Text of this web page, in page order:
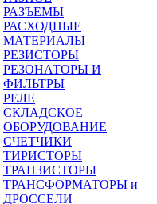
РАЗЪЕМЫ
РАСХОДНЫЕ
МАТЕРИАЛЫ
РЕЗИСТОРЫ
РЕЗОНАТОРЫ И
ФИЛЬТРЫ
РЕЛЕ
СКЛАДСКОЕ
ОБОРУДОВАНИЕ
СЧЕТЧИКИ
ТИРИСТОРЫ
ТРАНЗИСТОРЫ
ТРАНСФОРМАТОРЫ и
ДРОССЕЛИ